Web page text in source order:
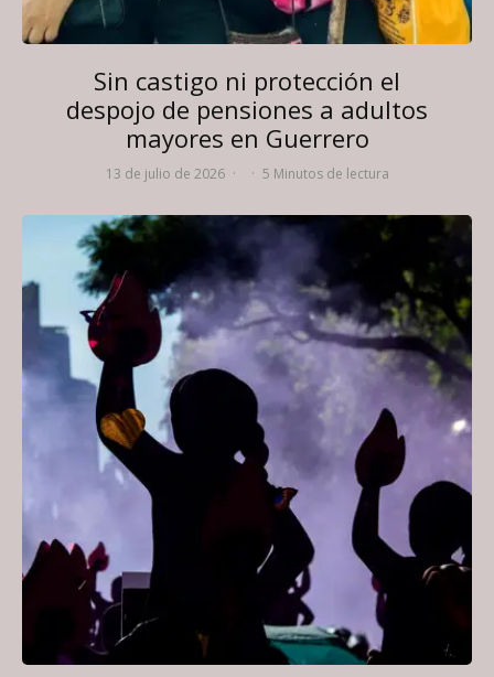
Sin castigo ni protección el
despojo de pensiones a adultos
mayores en Guerrero
13 de julio de 2026 · · 5 Minutos de lectura